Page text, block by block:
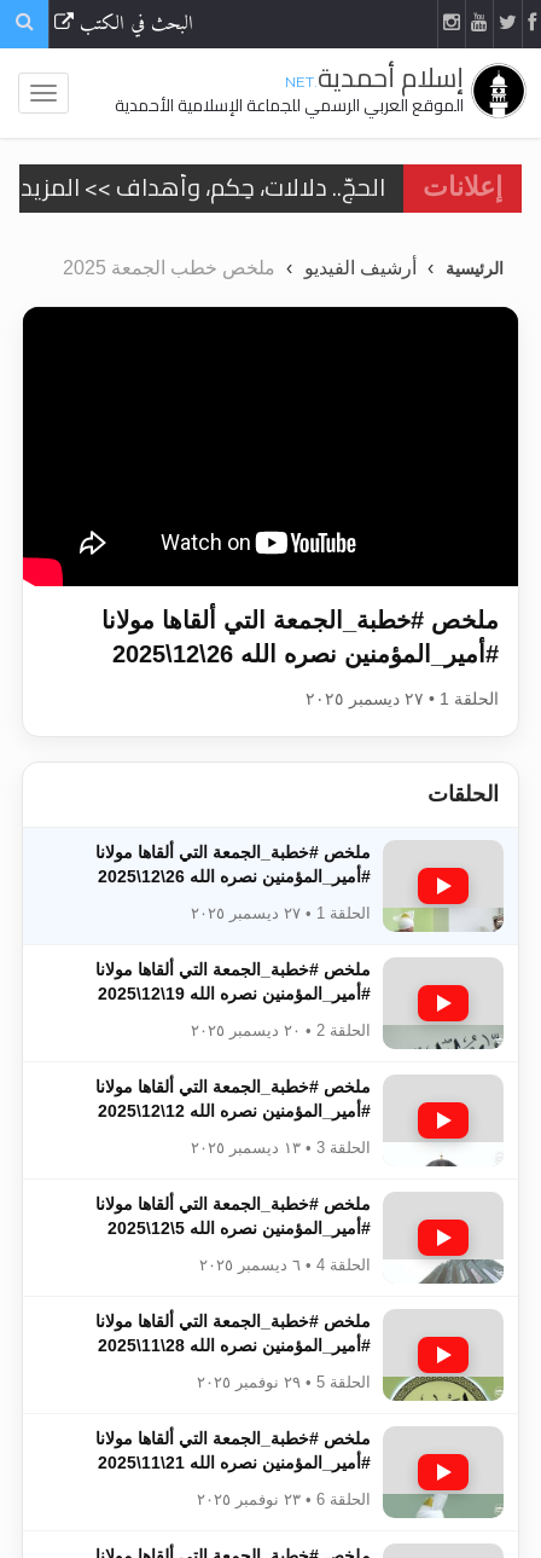
البحث في الكتب
إسلام أحمدية.NET
الموقع العربي الرسمي للجماعة الإسلامية الأحمدية
إعلانات
الحجّ.. دلالات، حِكم، وأهداف >> المزيد
اقرأ هذا المقال في أهمية عيد
اقرأ هذا الكتاب وتعرّف على حقيقة
الرئيسية أرشيف الفيديو ملخص خطب الجمعة 2025
ملخص #خطبة_الجمعة​​​​​​​​​​​​​​ التي ألقاها مولانا
#أمير_المؤمنين​​​​​​​​​​​​​​ نصره الله 26\12\2025
الحلقة 1 • ٢٧ ديسمبر ٢٠٢٥
الحلقات
ملخص #خطبة_الجمعة​​​​​​​​​​​​​​ التي ألقاها مولانا
#أمير_المؤمنين​​​​​​​​​​​​​​ نصره الله 26\12\2025
الحلقة 1 • ٢٧ ديسمبر ٢٠٢٥
ملخص #خطبة_الجمعة​​​​​​​​​​​​​​ التي ألقاها مولانا
#أمير_المؤمنين​​​​​​​​​​​​​​ نصره الله 19\12\2025
الحلقة 2 • ٢٠ ديسمبر ٢٠٢٥
ملخص #خطبة_الجمعة​​​​​​​​​​​​​​ التي ألقاها مولانا
#أمير_المؤمنين​​​​​​​​​​​​​​ نصره الله 12\12\2025
الحلقة 3 • ١٣ ديسمبر ٢٠٢٥
ملخص #خطبة_الجمعة​​​​​​​​​​​​​​ التي ألقاها مولانا
#أمير_المؤمنين​​​​​​​​​​​​​​ نصره الله 5\12\2025
الحلقة 4 • ٦ ديسمبر ٢٠٢٥
ملخص #خطبة_الجمعة​​​​​​​​​​​​​​ التي ألقاها مولانا
#أمير_المؤمنين​​​​​​​​​​​​​​ نصره الله 28\11\2025
الحلقة 5 • ٢٩ نوفمبر ٢٠٢٥
ملخص #خطبة_الجمعة​​​​​​​​​​​​​​ التي ألقاها مولانا
#أمير_المؤمنين​​​​​​​​​​​​​​ نصره الله 21\11\2025
الحلقة 6 • ٢٣ نوفمبر ٢٠٢٥